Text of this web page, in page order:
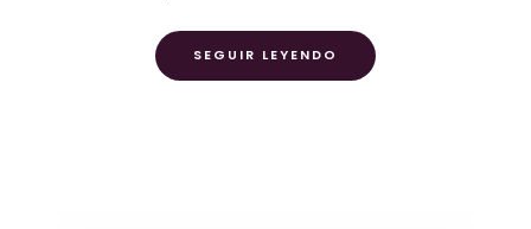
SEGUIR LEYENDO